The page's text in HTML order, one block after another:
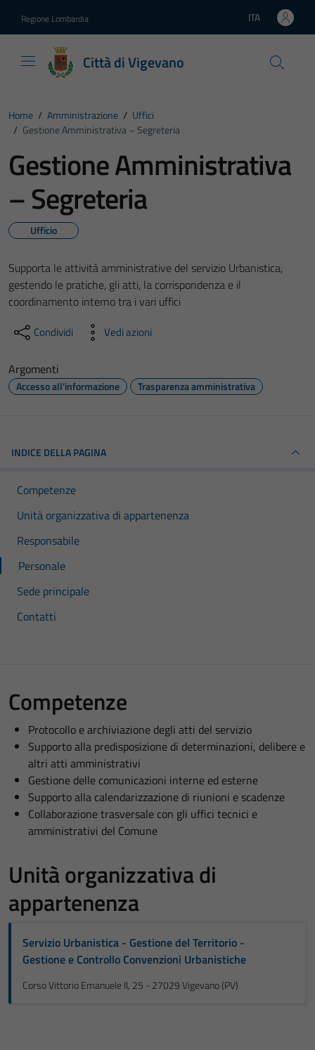
Regione Lombardia Lingua attiva:
ITA
Città di Vigevano
Home / Amministrazione / Uffici
/ Gestione Amministrativa – Segreteria
Gestione Amministrativa
– Segreteria
Ufficio
Supporta le attività amministrative del servizio Urbanistica,
gestendo le pratiche, gli atti, la corrispondenza e il
coordinamento interno tra i vari uffici
Condividi Vedi azioni
Argomenti
Accesso all'informazione Trasparenza amministrativa
INDICE DELLA PAGINA
Competenze
Unità organizzativa di appartenenza
Responsabile
Personale
Sede principale
Contatti
Competenze
Protocollo e archiviazione degli atti del servizio
Supporto alla predisposizione di determinazioni, delibere e
altri atti amministrativi
Gestione delle comunicazioni interne ed esterne
Supporto alla calendarizzazione di riunioni e scadenze
Collaborazione trasversale con gli uffici tecnici e
amministrativi del Comune
Unità organizzativa di
appartenenza
Servizio Urbanistica - Gestione del Territorio -
Gestione e Controllo Convenzioni Urbanistiche
Corso Vittorio Emanuele II, 25 - 27029 Vigevano (PV)